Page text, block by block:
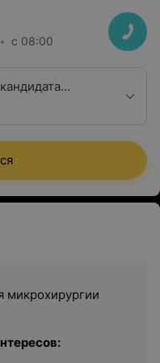
с 08:00
микрохирургии